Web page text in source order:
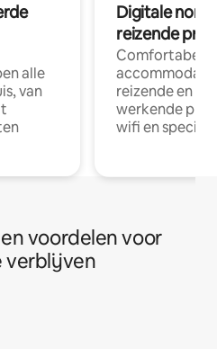
alle
van
Digitale
reizende
Comfortabele
reizende en
werkende
wifi en
voordelen voor
verblijven